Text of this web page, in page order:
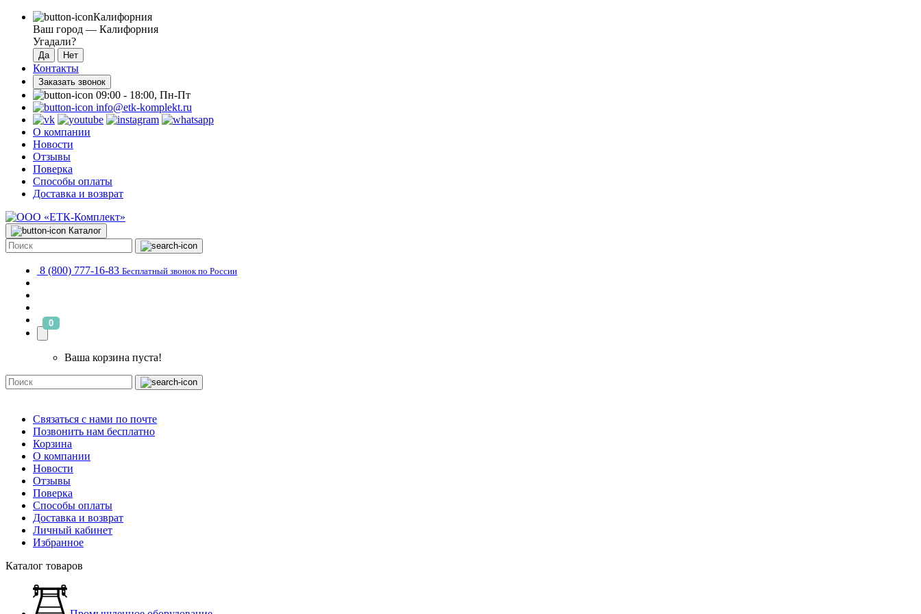
Калифорния
Ваш город — Калифорния
Угадали?
Контакты
Заказать звонок
09:00 - 18:00, Пн-Пт
info@etk-komplekt.ru
О компании
Новости
Отзывы
Поверка
Способы оплаты
Доставка и возврат
Каталог
8 (800) 777-16-83 Бесплатный звонок по России
0
Ваша корзина пуста!
Связаться с нами по почте
Позвонить нам бесплатно
Корзина
О компании
Новости
Отзывы
Поверка
Способы оплаты
Доставка и возврат
Личный кабинет
Избранное
Каталог товаров